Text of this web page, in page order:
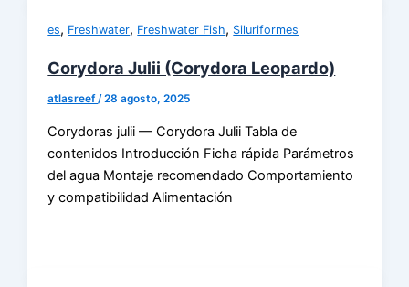
es, Freshwater, Freshwater Fish, Siluriformes
Corydora Julii (Corydora Leopardo)
atlasreef/28 agosto, 2025
Corydoras julii — Corydora Julii Tabla de
contenidos Introducción Ficha rápida Parámetros
del agua Montaje recomendado Comportamiento
y compatibilidad Alimentación